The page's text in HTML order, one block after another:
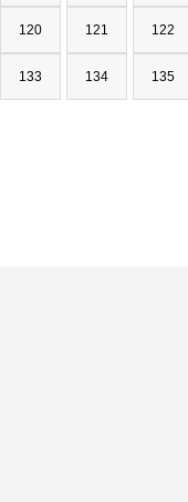
120 121 122
133 134 135